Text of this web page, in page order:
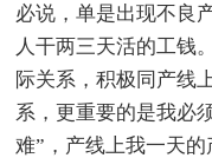
必说，单是出现不良
人干两三天活的工钱
际关系，积极同产线
系，更重要的是我必
难”，产线上我一天